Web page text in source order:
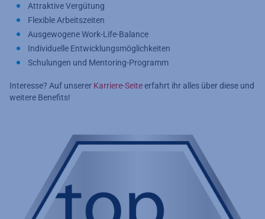
Attraktive Vergütung
Flexible Arbeitszeiten
Ausgewogene Work-Life-Balance
Individuelle Entwicklungsmöglichkeiten
Schulungen und Mentoring-Programm
Interesse? Auf unserer Karriere-Seiteerfahrt ihr alles über diese und
weitere Benefits!